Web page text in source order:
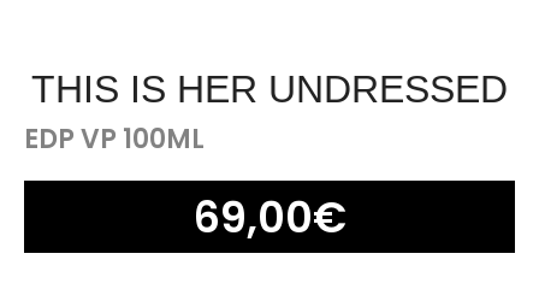
THIS IS HER UNDRESSED
EDP VP 100ML
69,00€